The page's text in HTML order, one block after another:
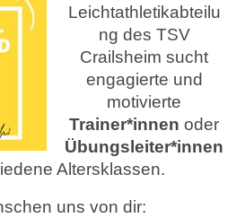
Leichtathletikabteilu
ng des TSV
Crailsheim sucht
engagierte und
motivierte
Trainer*innen oder
Übungsleiter*innen
Altersklassen.
uns von dir: